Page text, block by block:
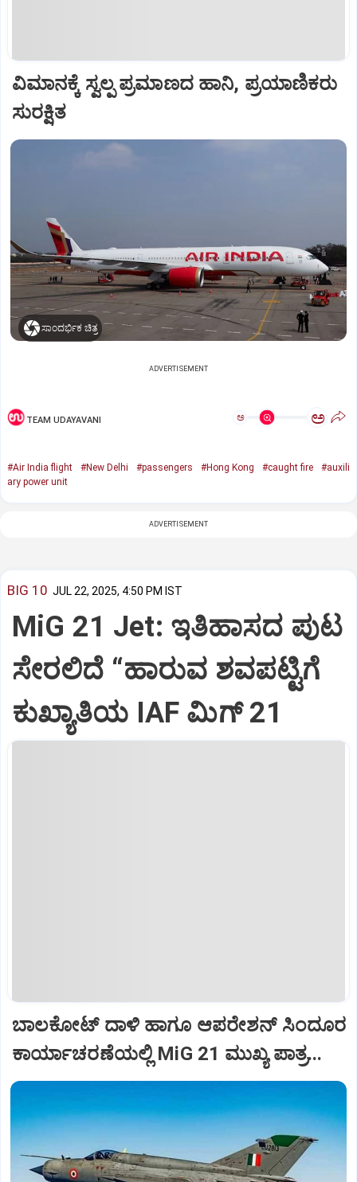
ವಿಮಾನಕ್ಕೆ ಸ್ವಲ್ಪ ಪ್ರಮಾಣದ ಹಾನಿ, ಪ್ರಯಾಣಿಕರು
ಸುರಕ್ಷಿತ
ಸಾಂದರ್ಭಿಕ ಚಿತ್ರ
ADVERTISEMENT
TEAM UDAYAVANI ಅ ಅ
#Air India flight #New Delhi #passengers #Hong Kong #caught fire
#auxili
ary power unit
ADVERTISEMENT
BIG 10 JUL 22, 2025, 4:50 PM IST
MiG 21 Jet: ಇತಿಹಾಸದ ಪುಟ
ಸೇರಲಿದೆ “ಹಾರುವ ಶವಪಟ್ಟಿಗೆ
ಕುಖ್ಯಾತಿಯ IAF ಮಿಗ್‌ 21
ಬಾಲಕೋಟ್‌ ದಾಳಿ ಹಾಗೂ ಆಪರೇಶನ್‌ ಸಿಂದೂರ
ಕಾರ್ಯಾಚರಣೆಯಲ್ಲಿ MiG 21 ಮುಖ್ಯ ಪಾತ್ರ...